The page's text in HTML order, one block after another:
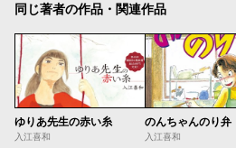
同じ著者の作品・関連作品
ゆりあ先生の赤い糸
入江喜和
のんちゃんのり弁
入江喜和